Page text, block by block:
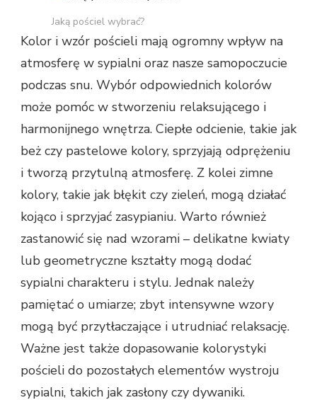
Jaką pościel wybrać?
Kolor i wzór pościeli mają ogromny wpływ na
atmosferę w sypialni oraz nasze samopoczucie
podczas snu. Wybór odpowiednich kolorów
może pomóc w stworzeniu relaksującego i
harmonijnego wnętrza. Ciepłe odcienie, takie jak
beż czy pastelowe kolory, sprzyjają odprężeniu
i tworzą przytulną atmosferę. Z kolei zimne
kolory, takie jak błękit czy zieleń, mogą działać
kojąco i sprzyjać zasypianiu. Warto również
zastanowić się nad wzorami – delikatne kwiaty
lub geometryczne kształty mogą dodać
sypialni charakteru i stylu. Jednak należy
pamiętać o umiarze; zbyt intensywne wzory
mogą być przytłaczające i utrudniać relaksację.
Ważne jest także dopasowanie kolorystyki
pościeli do pozostałych elementów wystroju
sypialni, takich jak zasłony czy dywaniki.